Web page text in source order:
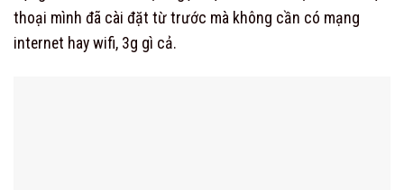
thoại mình đã cài đặt từ trước mà không cần có mạng
internet hay wifi, 3g gì cả.